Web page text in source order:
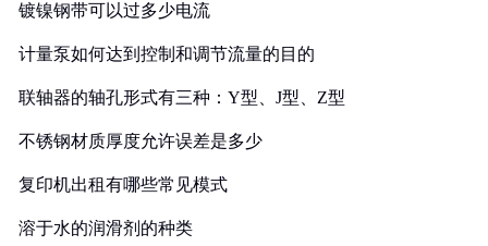
镀镍钢带可以过多少电流
计量泵如何达到控制和调节流量的目的
联轴器的轴孔形式有三种：Y型、J型、Z型
不锈钢材质厚度允许误差是多少
复印机出租有哪些常见模式
溶于水的润滑剂的种类